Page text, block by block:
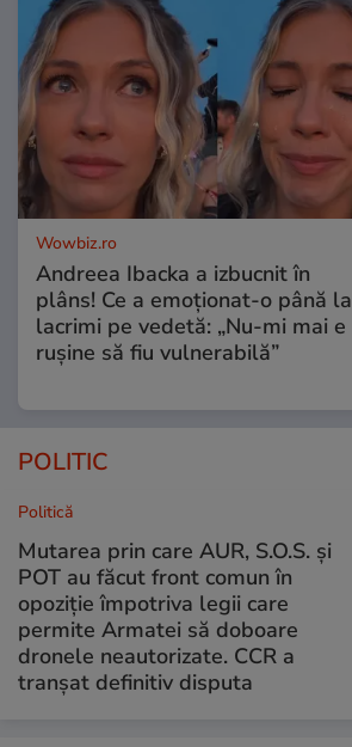
Wowbiz.ro
Andreea Ibacka a izbucnit în
plâns! Ce a emoționat-o până la
lacrimi pe vedetă: „Nu-mi mai e
rușine să fiu vulnerabilă”
POLITIC
Politică
Mutarea prin care AUR, S.O.S. și
POT au făcut front comun în
opoziție împotriva legii care
permite Armatei să doboare
dronele neautorizate. CCR a
tranșat definitiv disputa